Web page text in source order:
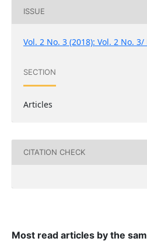
ISSUE
Vol. 2 No. 3 (2018): Vol. 2 No.
SECTION
Articles
CITATION CHECK
Most read articles by the